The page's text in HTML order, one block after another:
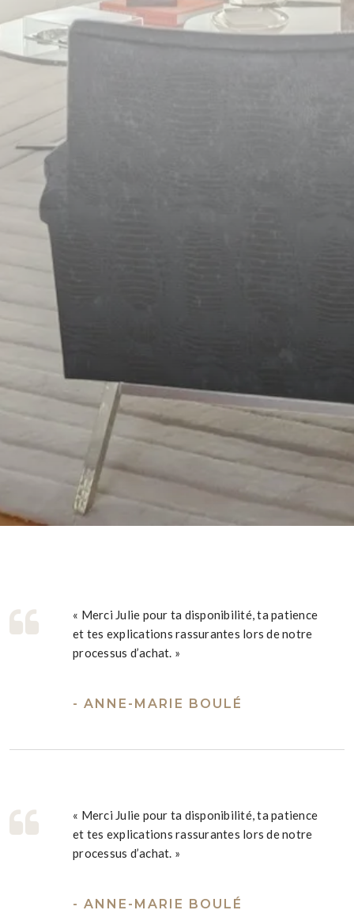
« Merci Julie pour ta disponibilité, ta patience
et tes explications rassurantes lors de notre
processus d’achat. »
- ANNE-MARIE BOULÉ
« Merci Julie pour ta disponibilité, ta patience
et tes explications rassurantes lors de notre
processus d’achat. »
- ANNE-MARIE BOULÉ